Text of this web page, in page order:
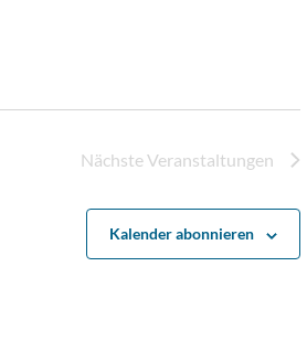
NächsteVeranstaltungen
Kalender abonnieren